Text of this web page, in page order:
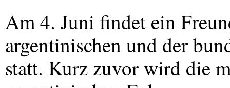
Am 4. Juni findet ein
argentinischen und der
statt. Kurz zuvor wird die